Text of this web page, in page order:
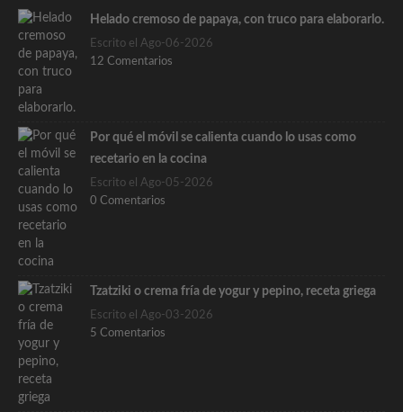
Helado cremoso de papaya, con truco para elaborarlo.
Escrito el Ago-06-2026
12 Comentarios
Por qué el móvil se calienta cuando lo usas como
recetario en la cocina
Escrito el Ago-05-2026
0 Comentarios
Tzatziki o crema fría de yogur y pepino, receta griega
Escrito el Ago-03-2026
5 Comentarios